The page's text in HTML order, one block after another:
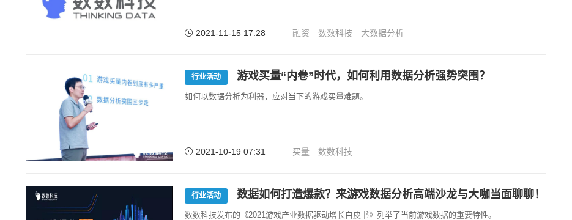
2021-11-15 17:28 融资 数数科技 大数据分析
行业活动 游戏买量“内卷”时代，如何利用数据分析强势突围？
如何以数据分析为利器，应对当下的游戏买量难题。
2021-10-19 07:31 买量 数数科技
行业活动 数据如何打造爆款？来游戏数据分析高端沙龙与大咖当面聊聊！
数数科技发布的《2021游戏产业数据驱动增长白皮书》列举了当前游戏数据的重要特性。